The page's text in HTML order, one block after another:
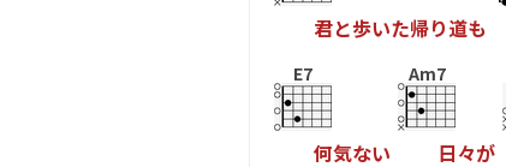
君と歩いた帰り道も
E7
何気ない
Am7
日々が